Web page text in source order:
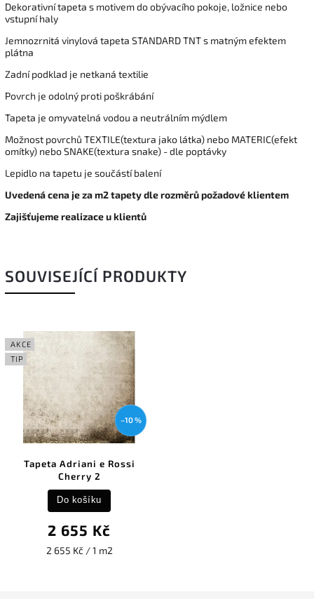
Dekorativní tapeta s motivem do obývacího pokoje, ložnice nebo
vstupní haly
Jemnozrnitá vinylová tapeta STANDARD TNT s matným efektem
plátna
Zadní podklad je netkaná textilie
Povrch je odolný proti poškrábání
Tapeta je omyvatelná vodou a neutrálním mýdlem
Možnost povrchů TEXTILE(textura jako látka) nebo MATERIC(efekt
omítky) nebo SNAKE(textura snake) - dle poptávky
Lepidlo na tapetu je součástí balení
Uvedená cena je za m2 tapety dle rozměrů požadové klientem
Zajišťujeme realizace u klientů
SOUVISEJÍCÍ PRODUKTY
AKCE
TIP
–10 %
Tapeta Adriani e Rossi
Cherry 2
2 655 Kč
2 655 Kč / 1 m2
Do košíku